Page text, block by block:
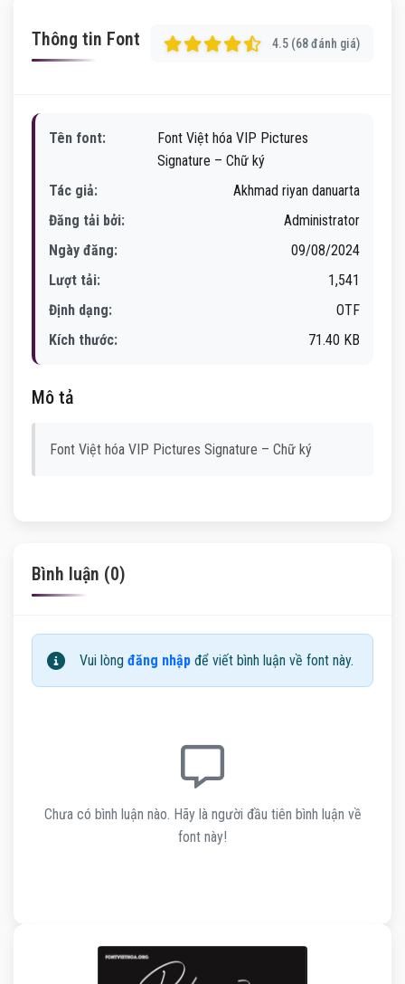
Thông tin Font 4.5 (68 đánh giá)
Tên font:
Font Việt hóa VIP Pictures
Signature – Chữ ký
Tác giả:
Akhmad riyan danuarta
Đăng tải bởi:
Administrator
Ngày đăng:
09/08/2024
Lượt tải:
1,541
Định dạng:
OTF
Kích thước:
71.40 KB
Mô tả
Font Việt hóa VIP Pictures Signature – Chữ ký
Bình luận (0)
Vui lòng đăng nhập để viết bình luận về font này.
Chưa có bình luận nào. Hãy là người đầu tiên bình luận về
font này!